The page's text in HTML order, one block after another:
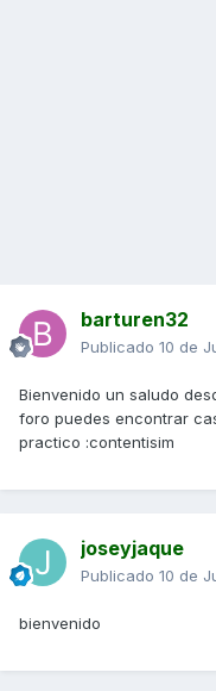
barturen32
Publicado 10 de
Bienvenido un saludo
foro puedes encontrar
practico :contentisim
joseyjaque
Publicado 10 de
bienvenido